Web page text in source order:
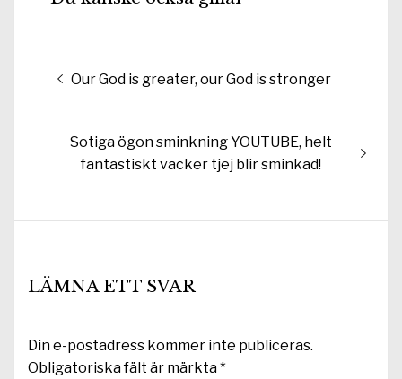
Inläggsnavigering
Föregående
Our God is greater, our God is stronger
Nästa
inlägg:
Sotiga ögon sminkning YOUTUBE, helt
fantastiskt vacker tjej blir sminkad!
LÄMNA ETT SVAR
Din e-postadress kommer inte publiceras.
Obligatoriska fält är märkta*